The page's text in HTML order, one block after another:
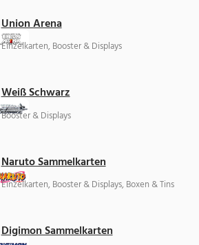
Union Arena
Einzelkarten, Booster & Displays
Weiß Schwarz
Booster & Displays
Naruto Sammelkarten
Einzelkarten, Booster & Displays, Boxen & Tins
Digimon Sammelkarten